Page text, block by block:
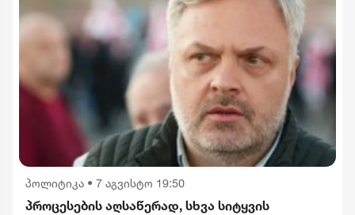
პოლიტიკა • 7 აგვისტო 19:50
პროცესების აღსაწერად, სხვა სიტყვის